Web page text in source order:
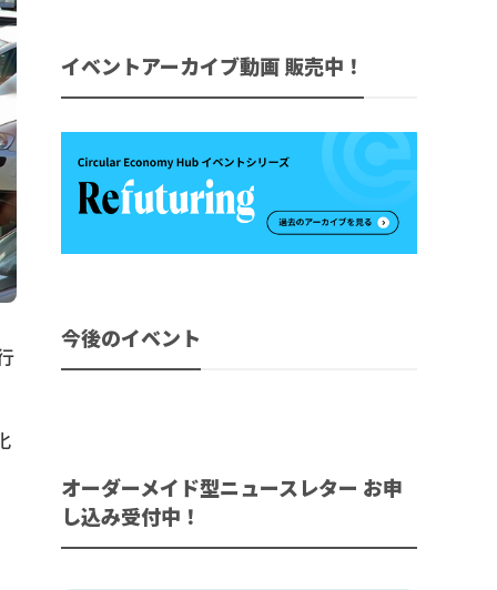
イベントアーカイブ動画 販売中！
今後のイベント
オーダーメイド型ニュースレター お申
し込み受付中！